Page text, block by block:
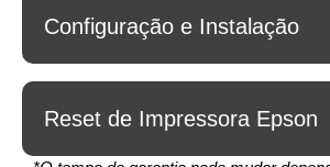
Configuração e Instalação
Reset de Impressora Epson